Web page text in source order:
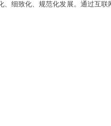
细致化、规范化发展。通过互